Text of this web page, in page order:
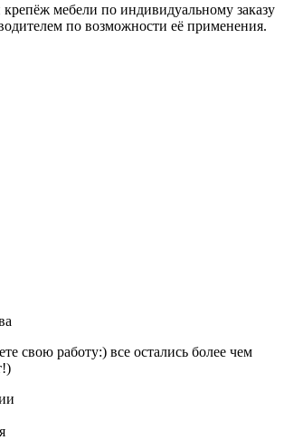
мебели по индивидуальному заказу
по возможности её применения.
свою работу:) все остались более чем